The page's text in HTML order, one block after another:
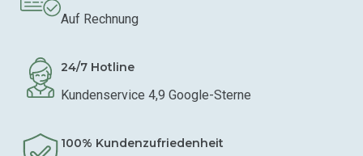
Auf Rechnung
24/7 Hotline
Kundenservice 4,9 Google-Sterne
100% Kundenzufriedenheit